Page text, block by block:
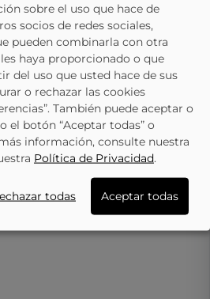
sobre el uso que hace de
socios de redes sociales,
pueden combinarla con otra
haya proporcionado o que
del uso que usted hace de sus
o rechazar las cookies
También puede aceptar o
el botón “Aceptar todas” o
información, consulte nuestra
Política de Privacidad.
todas Aceptar todas